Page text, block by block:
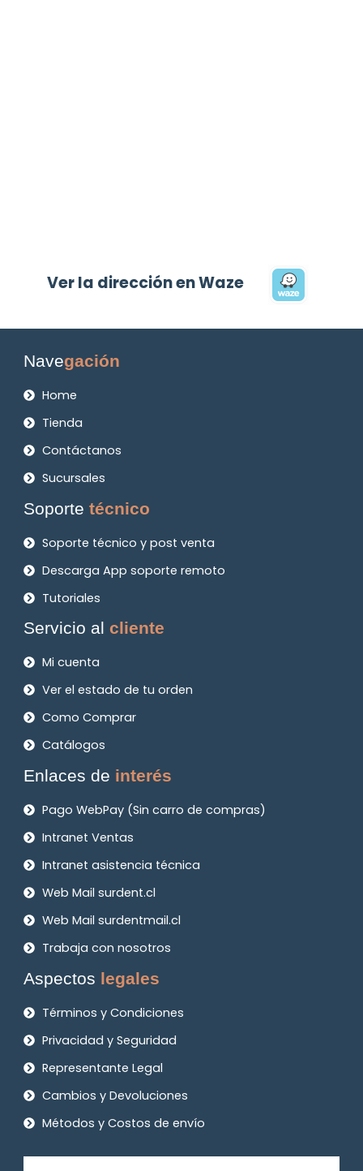
Ver la dirección en Waze
Navegación
Home
Tienda
Contáctanos
Sucursales
Soportetécnico
Soporte técnico y post venta
Descarga App soporte remoto
Tutoriales
Servicio alcliente
Mi cuenta
Ver el estado de tu orden
Como Comprar
Catálogos
Enlaces de interés
Pago WebPay (Sin carro de compras)
Intranet Ventas
Intranet asistencia técnica
Web Mail surdent.cl
Web Mail surdentmail.cl
Trabaja con nosotros
Aspectos legales
Términos y Condiciones
Privacidad y Seguridad
Representante Legal
Cambios y Devoluciones
Métodos y Costos de envío